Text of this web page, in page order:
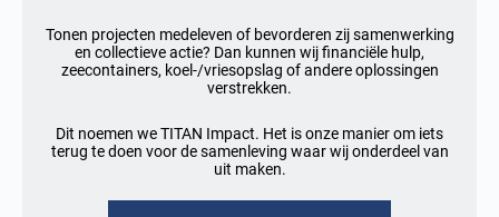
Tonen projecten medeleven of bevorderen zij samenwerking
en collectieve actie? Dan kunnen wij financiële hulp,
zeecontainers, koel-/vriesopslag of andere oplossingen
verstrekken.
Dit noemen we TITAN Impact. Het is onze manier om iets
terug te doen voor de samenleving waar wij onderdeel van
uit maken.